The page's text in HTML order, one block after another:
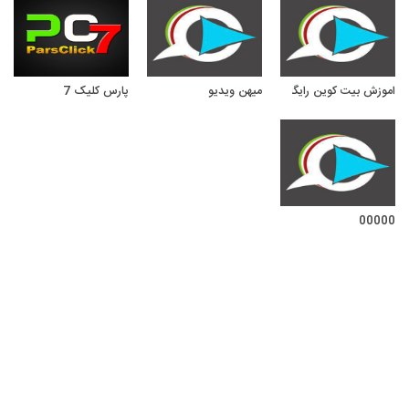
اموزش بیت کوین رایگان میهن ویدیو پارس کلیک 7
00000